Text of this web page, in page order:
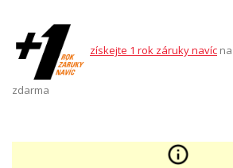
získejte 1 rok záruky navíc
zdarma